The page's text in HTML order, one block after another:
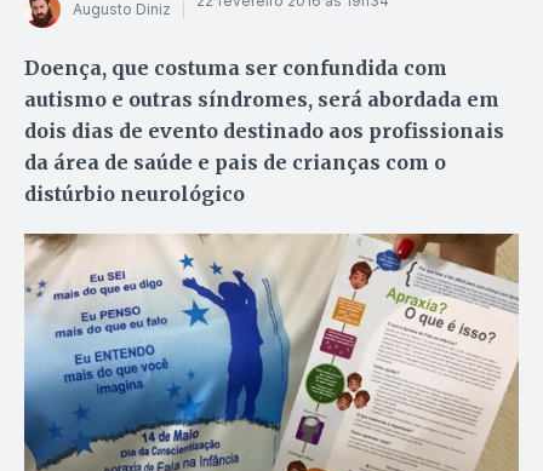
Augusto Diniz
Doença, que costuma ser confundida com
autismo e outras síndromes, será abordada em
dois dias de evento destinado aos profissionais
da área de saúde e pais de crianças com o
distúrbio neurológico